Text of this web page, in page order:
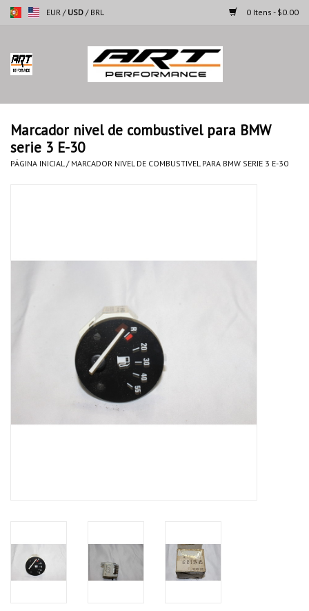
EUR / USD / BRL 0 Itens - $0.00
Página inicial
Motocicletas
Automoveis
Marcador nivel de combustivel para BMW
serie 3 E-30
PÁGINA INICIAL / MARCADOR NIVEL DE COMBUSTIVEL PARA BMW SERIE 3 E-30